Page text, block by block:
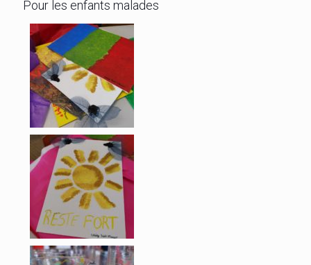
Pour les enfants malades